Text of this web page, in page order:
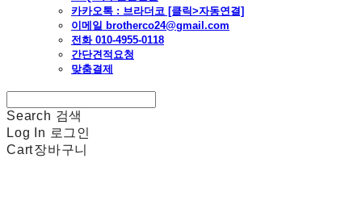
카카오톡 : 브라더코 [클릭>자동연결]
이메일 brotherco24@gmail.com
전화 010-4955-0118
간단견적요청
맞춤결제
Search 검색
Log In 로그인
Cart장바구니